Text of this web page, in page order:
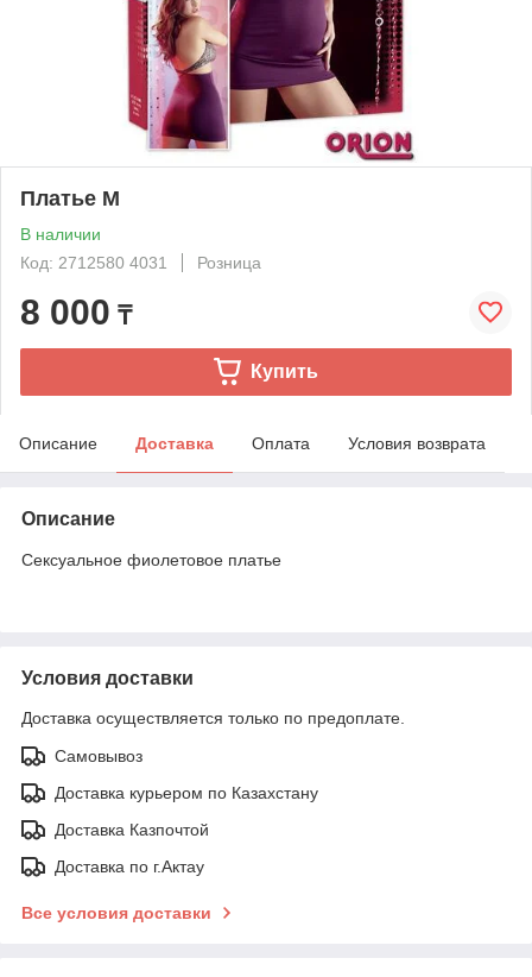
Платье M
В наличии
Код: 2712580 4031
Розница
8 000 ₸
Купить
Описание Доставка Оплата Условия возврата
Описание
Сексуальное фиолетовое платье
Условия доставки
Доставка осуществляется только по предоплате.
Самовывоз
Доставка курьером по Казахстану
Доставка Казпочтой
Доставка по г.Актау
Все условия доставки